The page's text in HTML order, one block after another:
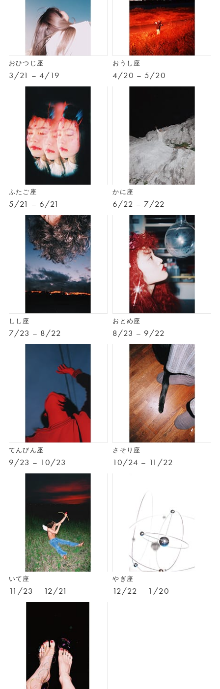
おひつじ座
3/21 – 4/19
おうし座
4/20 – 5/20
ふたご座
5/21 – 6/21
かに座
6/22 – 7/22
しし座
7/23 – 8/22
おとめ座
8/23 – 9/22
てんびん座
9/23 – 10/23
さそり座
10/24 – 11/22
いて座
11/23 – 12/21
やぎ座
12/22 – 1/20